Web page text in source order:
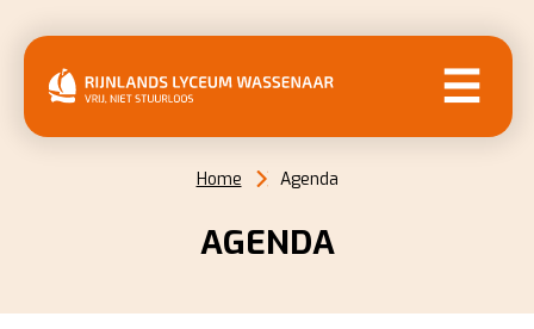
Home Agenda
AGENDA